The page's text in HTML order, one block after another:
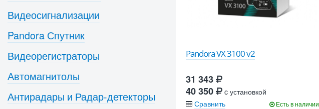
Pandora VX 3100 v2
31 343
40 350
c установкой
Сравнить
Есть в наличии
Видеосигнализации
Pandora Спутник
Видеорегистраторы
Автомагнитолы
Антирадары и Радар-детекторы